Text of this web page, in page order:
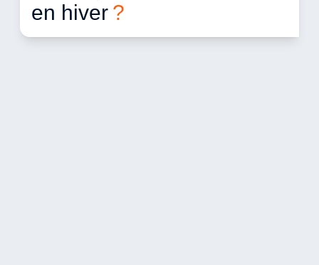
en hiver ?